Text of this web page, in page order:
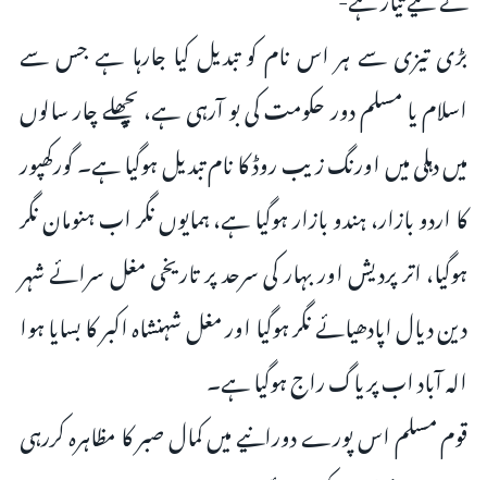
بڑی تیزی سے ہر اس نام کو تبدیل کیا جارہا ہے جس سے
اسلام یا مسلم دور حکومت کی بو آرہی ہے، پچھلے چار سالوں
میں دہلی میں اورنگ زیب روڈ کا نام تبدیل ہوگیا ہے۔ گورکھپور
کا اردو بازار، ہندو بازار ہوگیا ہے، ہمایوں نگر اب ہنومان نگر
ہوگیا، اتر پردیش اور بہار کی سرحد پر تاریخی مغل سرائے شہر
دین دیال اپادھیائے نگر ہوگیا اور مغل شہنشاہ اکبر کا بسایا ہوا
الہ آباد اب پریاگ راج ہوگیا ہے۔
قوم‌ مسلم اس پورے دورانیے میں کمال صبر کا مظاہرہ کررہی